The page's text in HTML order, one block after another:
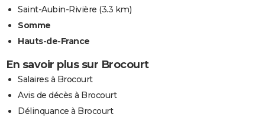
Saint-Aubin-Rivière (3.3 km)
Somme
Hauts-de-France
En savoir plus sur Brocourt
Salaires à Brocourt
Avis de décès à Brocourt
Délinquance à Brocourt